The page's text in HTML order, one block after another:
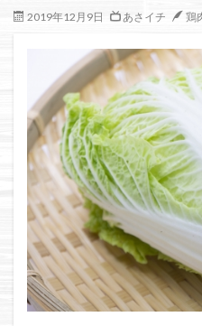
2019年12月9日 あさイチ 鶏